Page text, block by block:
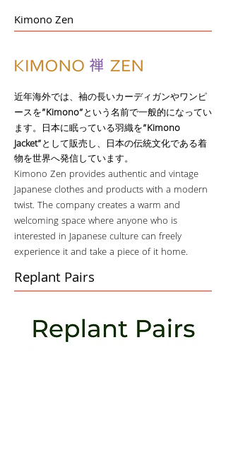
Kimono Zen
近年海外では、袖の長いカーディガンやワンピ
ースを”Kimono”という名前で一般的になってい
ます。日本に眠っている羽織を”Kimono
Jacket”として販売し、日本の伝統文化である着
物を世界へ発信しています。
Kimono Zen provides authentic and vintage
Japanese clothes and products with a modern
twist. The company creates a warm and
welcoming space where anyone who is
interested in Japanese culture can freely
experience it and take a piece of it home.
Replant Pairs